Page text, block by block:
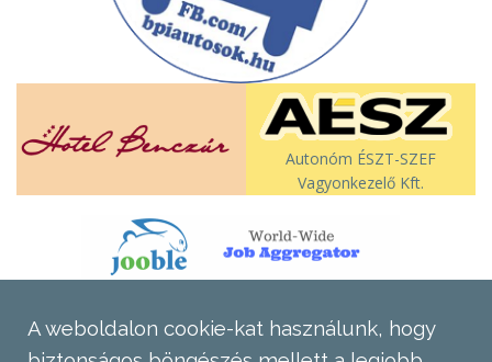
Autonóm ÉSZT-SZEF
Vagyonkezelő Kft.
A weboldalon cookie-kat használunk, hogy